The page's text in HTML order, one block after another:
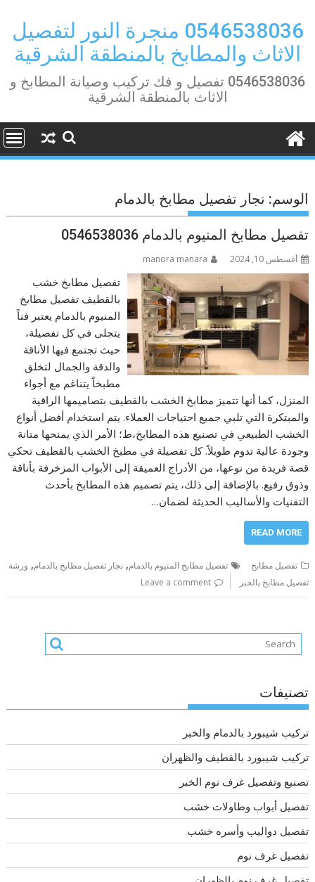
content
0546538036 منجرة النور لتفصيل
الاثاث والمطابخ بالمنطقة الشرقية
0546538036 تفصيل و فك تركيب وصيانة المطابخ و
الاثاث بالمنطقة الشرقية
الوسم: نجار تفصيل مطابخ بالدمام
تفصيل مطابخ المنيوم بالدمام 0546538036
أغسطس 10, 2024 manora manara
تفصيل مطابخ خشب
بالقطيف تفصيل مطابخ
المنيوم بالدمام يعتبر فناً
يتجلى في كل تفصيلة،
حيث تجتمع فيها الأناقة
والدقة والجمال لتخلق
مطبخاً يتناغم مع أجواء
المنزل، كما أنها تتميز مطابخ الخشب بالقطيف بتصاميمها الراقية
والمبتكرة التي تلبي جميع احتياجات العملاء. يتم استخدام أفضل أنواع
الخشب الطبيعي في تصنيع هذه المطابخ،ط؛ الأمر الذي يمنحها متانة
وجودة عالية تدوم طويلاً. كل تفصيلة في مطبخ الخشب بالقطيف تحكي
قصة فريدة من نوعها، من الأدراج العميقة إلى الأبواب المزخرفة بأناقة
وذوق رفيع. بالإضافة إلى ذلك، يتم تصميم هذه المطابخ بأحدث
التقنيات والأساليب الحديثة لضمان…
READ MORE
تفصيل مطابخ تفصيل مطابخ المنيوم بالدمام,نجار تفصيل مطابخ بالدمام, ورشة
تفصيل مطابخ بالخبر
Leave a comment
تصنيفات
تركيب شيبورد بالدمام والخبر
تركيب شيبورد بالقطيف والظهران
تصنيع وتفصيل غرف نوم الخبر
تفصيل أبواب وطاولات خشب
تفصيل دواليب وأسره خشب
تفصيل غرف نوم